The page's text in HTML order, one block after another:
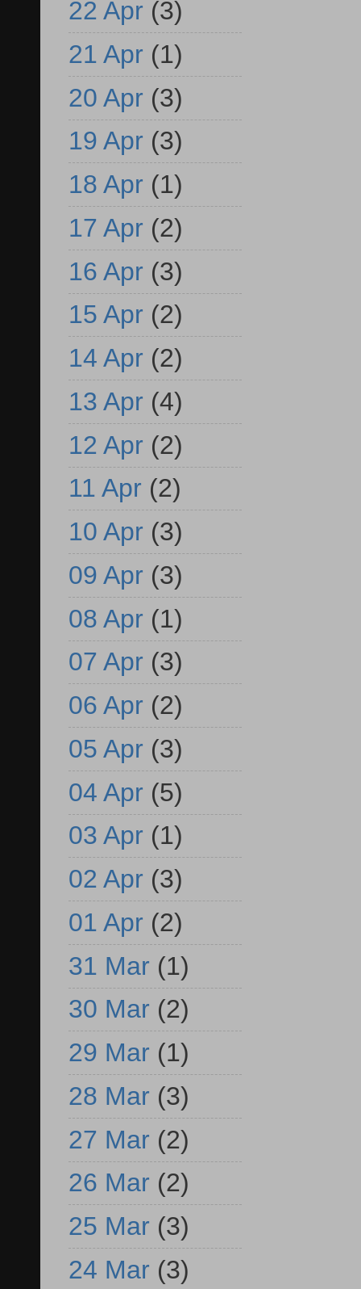
22 Apr (3)
21 Apr (1)
20 Apr (3)
19 Apr (3)
18 Apr (1)
17 Apr (2)
16 Apr (3)
15 Apr (2)
14 Apr (2)
13 Apr (4)
12 Apr (2)
11 Apr (2)
10 Apr (3)
09 Apr (3)
08 Apr (1)
07 Apr (3)
06 Apr (2)
05 Apr (3)
04 Apr (5)
03 Apr (1)
02 Apr (3)
01 Apr (2)
31 Mar (1)
30 Mar (2)
29 Mar (1)
28 Mar (3)
27 Mar (2)
26 Mar (2)
25 Mar (3)
24 Mar (3)